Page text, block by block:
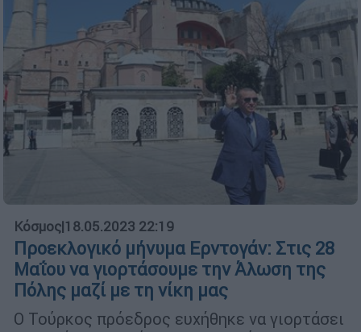
Κόσμος|18.05.2023 22:19
Προεκλογικό μήνυμα Ερντογάν: Στις 28
Μαΐου να γιορτάσουμε την Άλωση της
Πόλης μαζί με τη νίκη μας
Ο Τούρκος πρόεδρος ευχήθηκε να γιορτάσει